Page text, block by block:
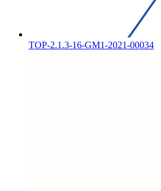
TOP-2.1.3-16-GM1-2021-00034